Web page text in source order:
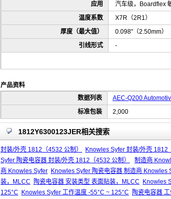
应用
汽车级，Boardflex
温度系数
X7R（2R1）
厚度（最大值）
0.098"（2.50mm）
引线形式
-
产品资料
数据列表
AEC-Q200
标准包装
2,000
1812Y6300123JER相关搜索
封装/外壳 1812（4532 公制） Knowles Syfer 封装/外壳 1812
Syfer 陶瓷电容器 封装/外壳 1812（4532 公制）
制造商
商 Knowles Syfer Knowles Syfer 陶瓷电容器 制造商 Knowles
装，MLCC
陶瓷电容器 安装类型 表面贴装，MLCC Knowles
125°C
Knowles Syfer 工作温度 -55°C ~ 125°C 陶瓷电容器